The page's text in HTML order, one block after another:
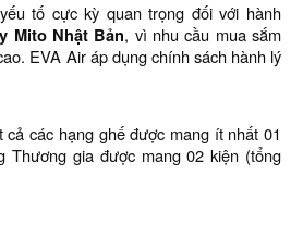
tố cực kỳ quan trọng đối với hành
Mito Nhật Bản, vì nhu cầu mua sắm
EVA Air áp dụng chính sách hành lý
cả các hạng ghế được mang ít nhất 01
Thương gia được mang 02 kiện (tổng